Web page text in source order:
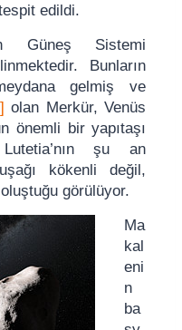
edildi.
Güneş Sistemi
Bunların
gelmiş ve
olan Merkür, Venüs
önemli bir yapıtaşı
şu an
kökenli değil,
görülüyor.
Ma
kal
eni
n
ba